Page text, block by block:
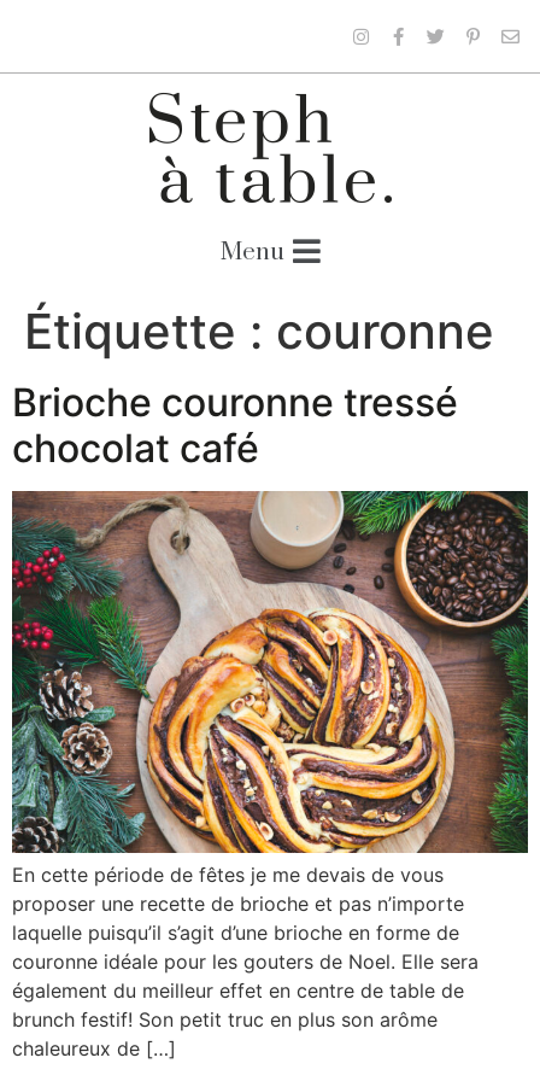
Étiquette : couronne
Brioche couronne tressé
chocolat café
En cette période de fêtes je me devais de vous
proposer une recette de brioche et pas n’importe
laquelle puisqu’il s’agit d’une brioche en forme de
couronne idéale pour les gouters de Noel. Elle sera
également du meilleur effet en centre de table de
brunch festif! Son petit truc en plus son arôme
chaleureux de […]